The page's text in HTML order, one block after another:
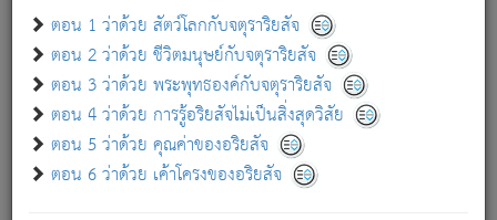
ตอน 1 ว่าด้วย สัตว์โลกกับจตุราริยสัจ
ตอน 2 ว่าด้วย ชีวิตมนุษย์กับจตุราริยสัจ
ตอน 3 ว่าด้วย พระพุทธองค์กับจตุราริยสัจ
ตอน 4 ว่าด้วย การรู้อริยสัจไม่เป็นสิ่งสุดวิสัย
ตอน 5 ว่าด้วย คุณค่าของอริยสัจ
ตอน 6 ว่าด้วย เค้าโครงของอริยสัจ
เขาเพลิดเพลินยิ่งนักในสิ่งใด สิ่งนั้นเป็นภัย (ที่เขาไม่รู้จัก)
เขากลัวต่อสิ่งใดสิ่งนั้นเป็นทุกข์
พรหมจรรย์นี้ อันบุคคลย่อมประพฤติ ก็เพื่อการละขาดซึ่ง
ภพ.
สมณะหรือพราหมณ์เหล่าใด กล่าวความหลุดพ้นจากภพว่า
มีได้เพราะภพ เรากล่าวว่า สมณะหรือพราหมณ์ทั้งปวงนั้น
มิใช่ผู้หลดพ้นจากภพ.